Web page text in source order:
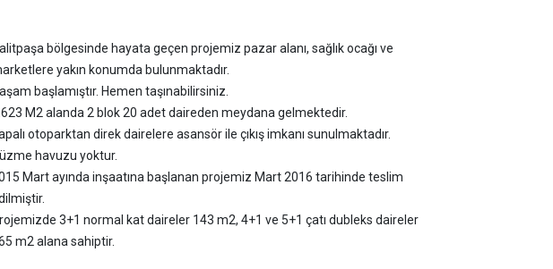
bölgesinde hayata geçen projemiz pazar alanı, sağlık ocağı ve
yakın konumda bulunmaktadır.
başlamıştır. Hemen taşınabilirsiniz.
M2 alanda 2 blok 20 adet daireden meydana gelmektedir.
otoparktan direk dairelere asansör ile çıkış imkanı sunulmaktadır.
havuzu yoktur.
Mart ayında inşaatına başlanan projemiz Mart 2016 tarihinde teslim
3+1 normal kat daireler 143 m2, 4+1 ve 5+1 çatı dubleks daireler
m2 alana sahiptir.